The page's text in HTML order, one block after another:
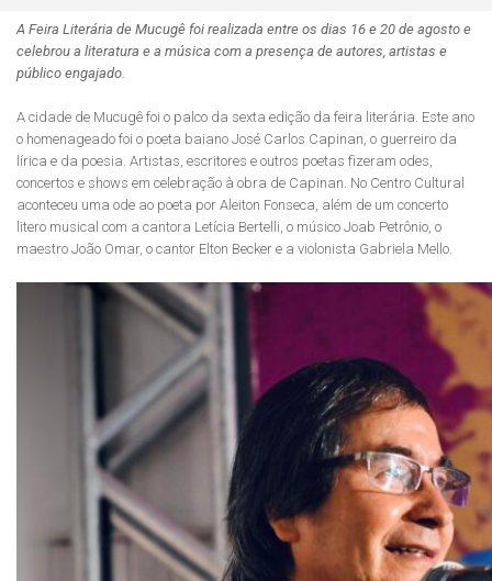
A Feira Literária de Mucugê foi realizada entre os dias 16 e 20 de agosto e
celebrou a literatura e a música com a presença de autores, artistas e
público engajado.
A cidade de Mucugê foi o palco da sexta edição da feira literária. Este ano
o homenageado foi o poeta baiano José Carlos Capinan, o guerreiro da
lírica e da poesia. Artistas, escritores e outros poetas fizeram odes,
concertos e shows em celebração à obra de Capinan. No Centro Cultural
aconteceu uma ode ao poeta por Aleiton Fonseca, além de um concerto
litero musical com a cantora Letícia Bertelli, o músico Joab Petrônio, o
maestro João Omar, o cantor Elton Becker e a violonista Gabriela Mello.